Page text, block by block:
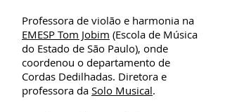
Professora de violão e harmonia na
EMESP Tom Jobim (Escola de Música
do Estado de São Paulo), onde
coordenou o departamento de
Cordas Dedilhadas. Diretora e
professora da Solo Musical.